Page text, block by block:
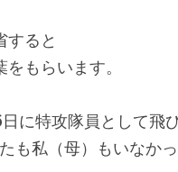
すると
もらいます。
日に特攻隊員として飛
も私（母）もいなかっ